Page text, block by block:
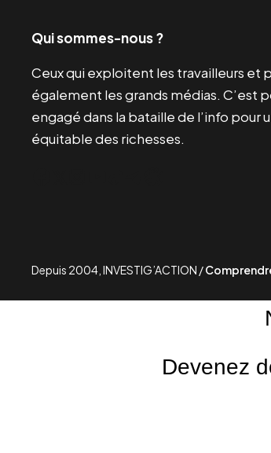
Qui sommes-nous ?
Ceux qui exploitent les travailleurs
également les grands médias. C’est
engagé dans la bataille de l’info
équitable des richesses.
Depuis 2004, INVESTIG’ACTION /
Devenez